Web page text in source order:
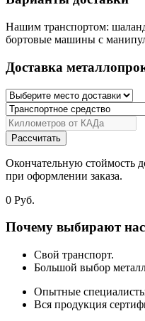
Нашим транспортом:
бортовые машины с
Доставка
Рассчитать
Окончательную стоймость
при оформлении заказа.
0 Руб.
Почему выбирают нас
Свой транспорт.
Большой выбор
Опытные
Вся продукция